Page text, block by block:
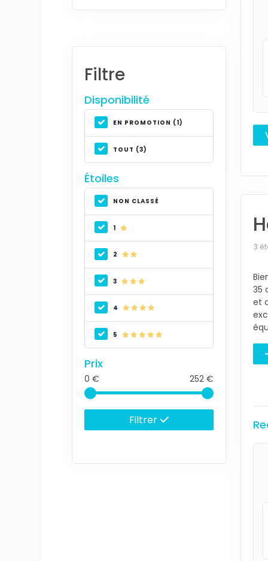
Filtre
Disponibilité
EN PROMOTION (1)
TOUT (3)
Étoiles
NON CLASSÉ
1
2
3
4
5
Prix
0 252
Filtrer
3
35
et